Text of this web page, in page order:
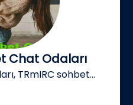
Chat Odaları
TRmIRC sohbet...